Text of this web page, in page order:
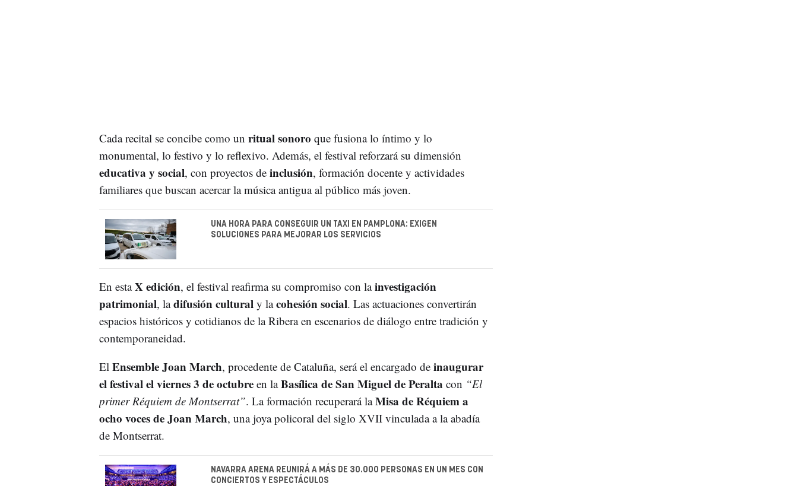
Cada recital se concibe como un ritual sonoro que fusiona lo íntimo y lo
monumental, lo festivo y lo reflexivo. Además, el festival reforzará su dimensión
educativa y social, con proyectos de inclusión, formación docente y actividades
familiares que buscan acercar la música antigua al público más joven.
UNA HORA PARA CONSEGUIR UN TAXI EN PAMPLONA: EXIGEN
SOLUCIONES PARA MEJORAR LOS SERVICIOS
En estaX edición, el festival reafirma su compromiso con lainvestigación
patrimonial, ladifusión cultural y lacohesión social. Las actuaciones convertirán
espacios históricos y cotidianos de la Ribera en escenarios de diálogo entre tradición y
contemporaneidad.
El Ensemble Joan March, procedente de Cataluña, será el encargado de inaugurar
el festival el viernes 3 de octubreen laBasílica de San Miguel de Peralta con “El
primer Réquiem de Montserrat”. La formación recuperará laMisa de Réquiem a
ocho voces de Joan March, una joya policoral del siglo XVII vinculada a la abadía
de Montserrat.
NAVARRA ARENA REUNIRÁ A MÁS DE 30.000 PERSONAS EN UN MES CON
CONCIERTOS Y ESPECTÁCULOS